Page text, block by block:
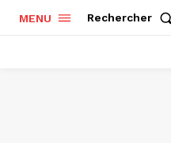
MENU Rechercher